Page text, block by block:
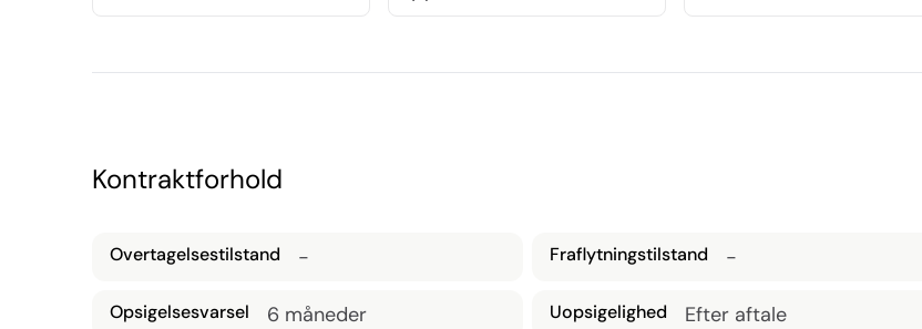
Kontraktforhold
Overtagelsestilstand - Fraflytningstilstand -
Opsigelsesvarsel 6 måneder Uopsigelighed Efter aftale